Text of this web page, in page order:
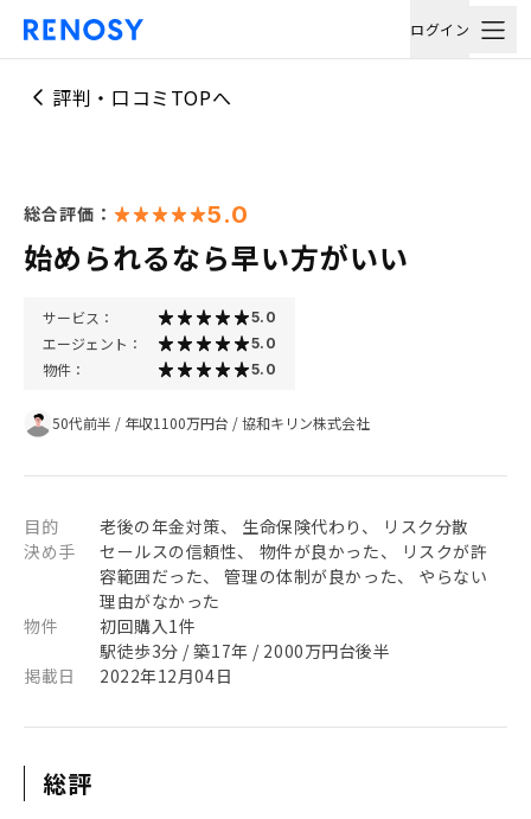
ログイン
評判・口コミTOPへ
総合評価： 5.0
始められるなら早い方がいい
サービス： 5.0
エージェント： 5.0
物件： 5.0
50代前半 / 年収1100万円台 /協和キリン株式会社
目的
老後の年金対策、 生命保険代わり、 リスク分散
決め手
セールスの信頼性、 物件が良かった、 リスクが許
容範囲だった、 管理の体制が良かった、 やらない
理由がなかった
物件
初回購入1件
駅徒歩3分 / 築17年 / 2000万円台後半
掲載日
2022年12月04日
総評